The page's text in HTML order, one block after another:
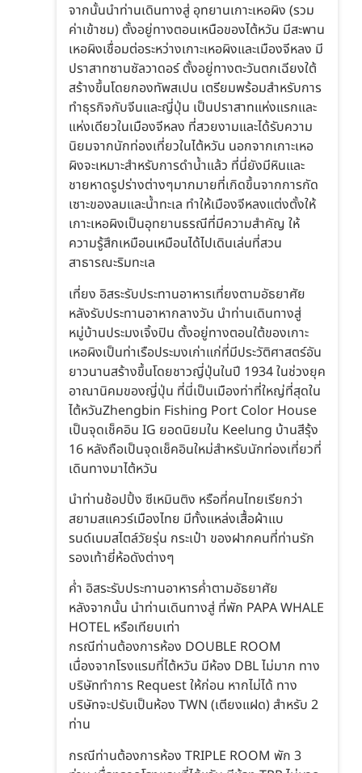
จากนั้นนำท่านเดินทางสู่ อุทยานเกาะเหอผิง (รวม
ค่าเข้าชม) ตั้งอยู่ทางตอนเหนือของไต้หวัน มีสะพาน
เหอผิงเชื่อมต่อระหว่างเกาะเหอผิงและเมืองจีหลง มี
ปราสาทซานซัลวาดอร์ ตั้งอยู่ทางตะวันตกเฉียงใต้
สร้างขึ้นโดยกองทัพสเปน เตรียมพร้อมสำหรับการ
ทำธุรกิจกับจีนและญี่ปุ่น เป็นปราสาทแห่งแรกและ
แห่งเดียวในเมืองจีหลง ที่สวยงามและได้รับความ
นิยมจากนักท่องเที่ยวในไต้หวัน นอกจากเกาะเหอ
ผิงจะเหมาะสำหรับการดำน้ำแล้ว ที่นี่ยังมีหินและ
ชายหาดรูปร่างต่างๆมากมายที่เกิดขึ้นจากการกัด
เซาะของลมและน้ำทะเล ทำให้เมืองจีหลงแต่งตั้งให้
เกาะเหอผิงเป็นอุทยานธรณีที่มีความสำคัญ ให้
ความรู้สึกเหมือนเหมือนได้ไปเดินเล่นที่สวน
สาธารณะริมทะเล
เที่ยง อิสระรับประทานอาหารเที่ยงตามอัธยาศัย
หลังรับประทานอาหากลางวัน นำท่านเดินทางสู่
หมู่บ้านประมงเจิ้งปิน ตั้งอยู่ทางตอนใต้ของเกาะ
เหอผิงเป็นท่าเรือประมงเก่าแก่ที่มีประวัติศาสตร์อัน
ยาวนานสร้างขึ้นโดยชาวญี่ปุ่นในปี 1934 ในช่วงยุค
อาณานิคมของญี่ปุ่น ที่นี่เป็นเมืองท่าที่ใหญ่ที่สุดใน
ไต้หวันZhengbin Fishing Port Color House
เป็นจุดเช็คอิน IG ยอดนิยมใน Keelung บ้านสีรุ้ง
16 หลังถือเป็นจุดเช็คอินใหม่สำหรับนักท่องเที่ยวที่
เดินทางมาไต้หวัน
นำท่านช้อปปิ้ง ซีเหมินติง หรือที่คนไทยเรียกว่า
สยามสแควร์เมืองไทย มีทั้งแหล่งเสื้อผ้าแบ
รนด์เนมสไตล์วัยรุ่น กระเป๋า ของฝากคนที่ท่านรัก
รองเท้ายี่ห้อดังต่างๆ
ค่ำ อิสระรับประทานอาหารค่ำตามอัธยาศัย
หลังจากนั้น นำท่านเดินทางสู่ ที่พัก PAPA WHALE
HOTEL หรือเทียบเท่า
กรณีท่านต้องการห้อง DOUBLE ROOM
เนื่องจากโรงแรมที่ไต้หวัน มีห้อง DBL ไม่มาก ทาง
บริษัททำการ Request ให้ก่อน หากไม่ได้ ทาง
บริษัทจะปรับเป็นห้อง TWN (เตียงแฝด) สำหรับ 2
ท่าน
กรณีท่านต้องการห้อง TRIPLE ROOM พัก 3